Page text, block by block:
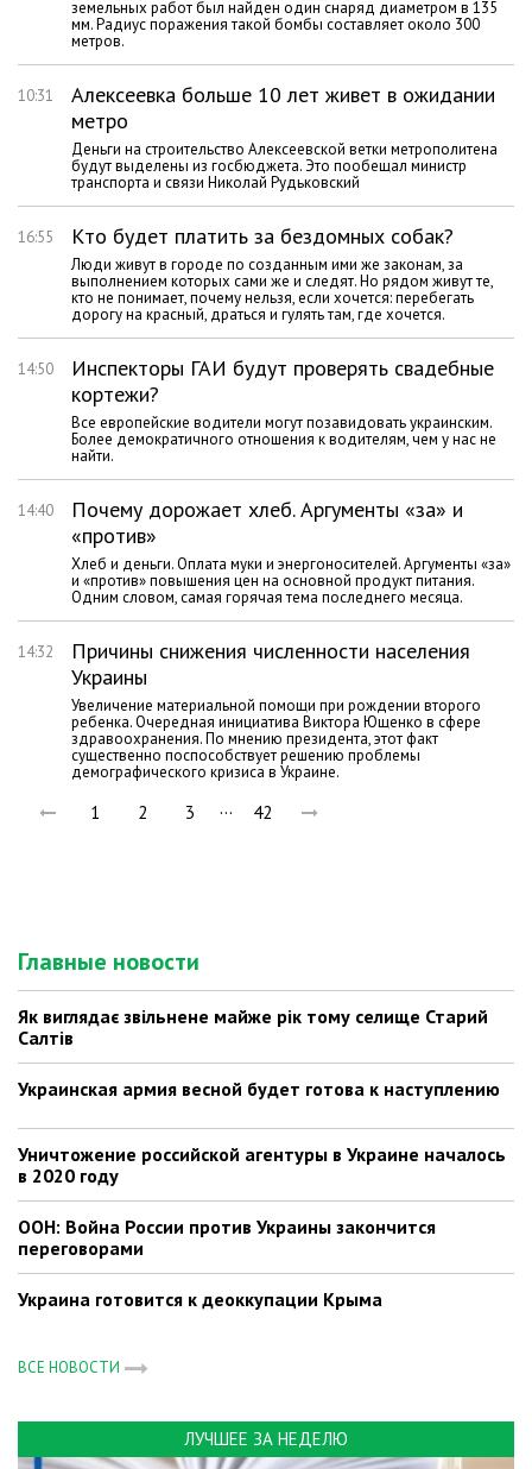
земельных работ был найден один снаряд диаметром в 135
мм. Радиус поражения такой бомбы составляет около 300
метров.
10:31
Алексеевка больше 10 лет живет в ожидании
метро
Деньги на строительство Алексеевской ветки метрополитена
будут выделены из госбюджета. Это пообещал министр
транспорта и связи Николай Рудьковский
16:55 Кто будет платить за бездомных собак?
Люди живут в городе по созданным ими же законам, за
выполнением которых сами же и следят. Но рядом живут те,
кто не понимает, почему нельзя, если хочется: перебегать
дорогу на красный, драться и гулять там, где хочется.
14:50
Инспекторы ГАИ будут проверять свадебные
кортежи?
Все европейские водители могут позавидовать украинским.
Более демократичного отношения к водителям, чем у нас не
найти.
14:40
Почему дорожает хлеб. Аргументы «за» и
«против»
Хлеб и деньги. Оплата муки и энергоносителей. Аргументы «за»
и «против» повышения цен на основной продукт питания.
Одним словом, самая горячая тема последнего месяца.
14:32
Причины снижения численности населения
Украины
Увеличение материальной помощи при рождении второго
ребенка. Очередная инициатива Виктора Ющенко в сфере
здравоохранения. По мнению президента, этот факт
существенно поспособствует решению проблемы
демографического кризиса в Украине.
1 2 3 … 42
Главные новости
Як виглядає звільнене майже рік тому селище Старий
Салтів
Украинская армия весной будет готова к наступлению
Уничтожение российской агентуры в Украине началось
в 2020 году
ООН: Война России против Украины закончится
переговорами
Украина готовится к деоккупации Крыма
ВСЕ НОВОСТИ
ЛУЧШЕЕ ЗА НЕДЕЛЮ